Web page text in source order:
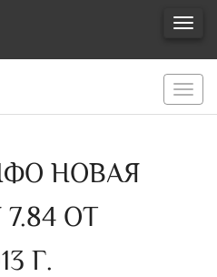
НОВАЯ
ОТ
Г.